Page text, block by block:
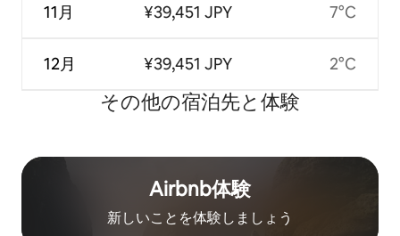
11月
12月
¥39,451 JPY
¥39,451 JPY
7°C
2°C
その他の宿⁠泊⁠先と体⁠験
Airbnb体験
新しいことを体験しましょう